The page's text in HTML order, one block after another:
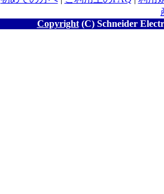
Copyright(C) Schneider